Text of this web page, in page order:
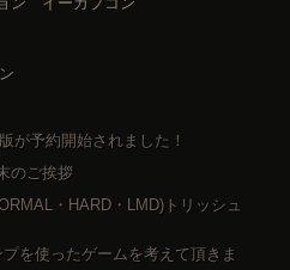
が予約開始されました！
のご挨拶
・HARD・LMD)トリッシュ
を使ったゲームを考えて頂きま